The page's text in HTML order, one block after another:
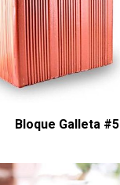
Bloque Galleta #5